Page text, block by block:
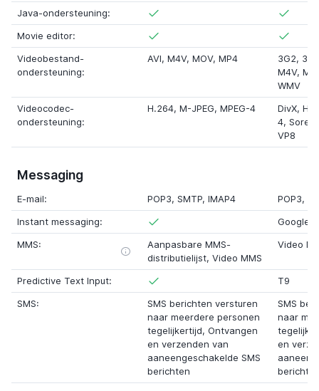
Java-ondersteuning:
Movie editor:
Videobestand-
ondersteuning:
AVI, M4V, MOV, MP4 3G2, 3GP
M4V,
WMV
Videocodec-
ondersteuning:
H.264, M-JPEG, MPEG-4 DivX,
4,
VP8
Messaging
E-mail: POP3, SMTP, IMAP4
POP3,
Instant messaging:
Google
MMS:
Aanpasbare MMS-
distributielijst, Video MMS
Video
Predictive Text Input:
T9
SMS:
SMS berichten versturen
naar meerdere personen
tegelijkertijd, Ontvangen
en verzenden van
aaneengeschakelde SMS
berichten
SMS
naar
en